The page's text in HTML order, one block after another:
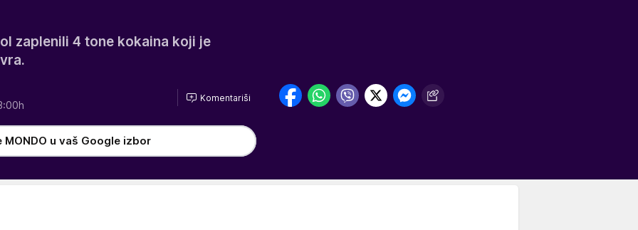
zaplenili 4 tone kokaina koji je
Komentariši
MONDO u vaš Google izbor